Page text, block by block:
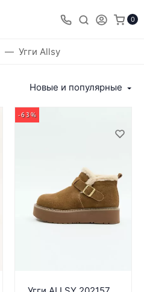
0
Угги Allsy
Новые и популярные
-63%